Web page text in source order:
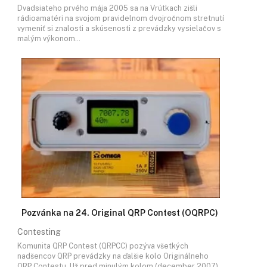
Dvadsiateho prvého mája 2005 sa na Vrútkach zišli
rádioamatéri na svojom pravidelnom dvojročnom stretnutí
vymeniť si znalosti a skúsenosti z prevádzky vysielačov s
malým výkonom…
Pozvánka na 24. Original QRP Contest (OQRPC)
Contesting
Komunita QRP Contest (QRPCC) pozýva všetkých
nadšencov QRP prevádzky na ďalšie kolo Originálneho